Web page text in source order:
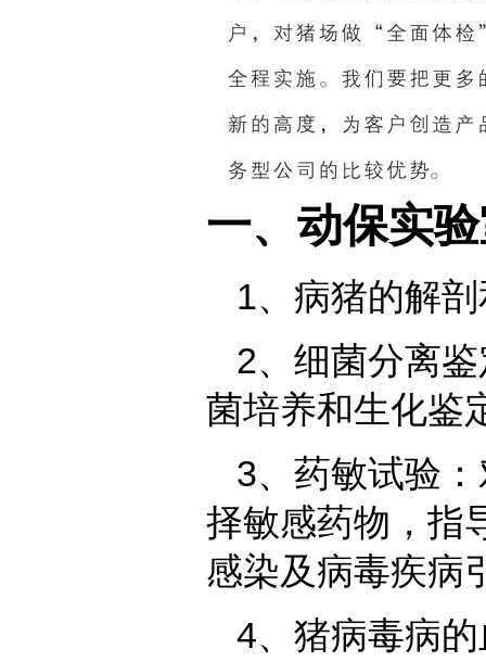
一、动保实
1、病猪的解
2、细菌分离
菌培养和生化鉴
3、药敏试验
择敏感药物，指
感染及病毒疾病
4、猪病毒病